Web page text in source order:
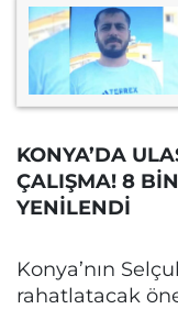
KONYA’DA
ÇALIŞMA! 8
YENİLENDİ
Konya’nın
rahatlatacak